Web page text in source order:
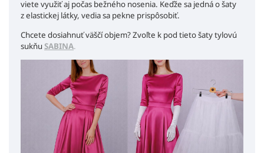
viete využiť aj počas bežného nosenia. Keďže sa jedná o šaty
z elastickej látky, vedia sa pekne prispôsobiť.
Chcete dosiahnuť väščí objem? Zvoľte k pod tieto šaty tylovú
sukňu SABINA.